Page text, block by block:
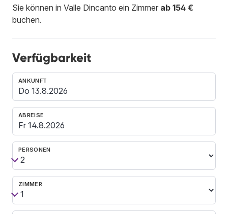
Sie können in Valle Dincanto ein Zimmer ab 154 €
buchen.
Verfügbarkeit
ANKUNFT
ABREISE
PERSONEN
ZIMMER